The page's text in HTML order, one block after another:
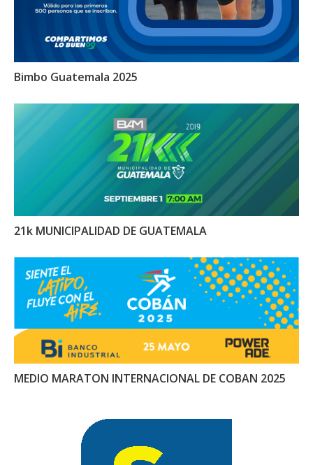
Bimbo Guatemala 2025
21k MUNICIPALIDAD DE GUATEMALA
MEDIO MARATON INTERNACIONAL DE COBAN 2025